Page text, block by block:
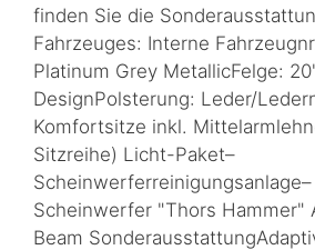
finden Sie die
Fahrzeuges: Interne
Platinum Grey MetallicFelge:
DesignPolsterung: Leder/
Komfortsitze inkl.
Sitzreihe) Licht-Paket–
Scheinwerferreinigungsanlage–
Scheinwerfer "Thors Hammer"
Beam